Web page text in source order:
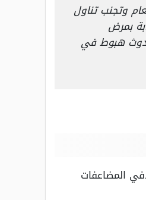
وتجنب تناول
بمرض
هبوط في
المضاعفات